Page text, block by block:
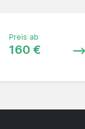
Preis ab
160 €